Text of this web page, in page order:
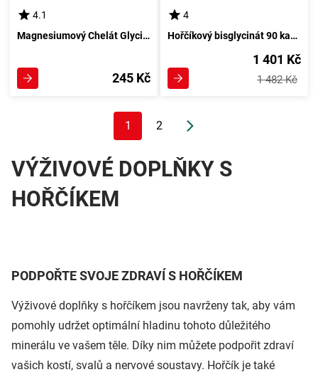
4.1
Magnesiumový Chelát Glycinátu v Kapslích 100 kusů
245 Kč
4
Hořčíkový bisglycinát 90 kapsul - Silná podpora pro zdraví a vitalitu
1 401 Kč
1 482 Kč
1 2
VÝŽIVOVÉ DOPLŇKY S
HOŘČÍKEM
PODPOŘTE SVOJE ZDRAVÍ S HOŘČÍKEM
Výživové doplňky s hořčíkem jsou navrženy tak, aby vám
pomohly udržet optimální hladinu tohoto důležitého
minerálu ve vašem těle. Díky nim můžete podpořit zdraví
vašich kostí, svalů a nervové soustavy. Hořčík je také